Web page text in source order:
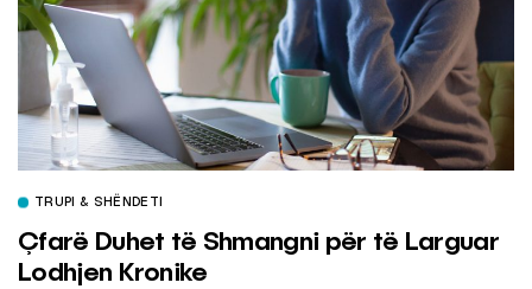
TRUPI & SHËNDETI
Çfarë Duhet të Shmangni për të Larguar
Lodhjen Kronike